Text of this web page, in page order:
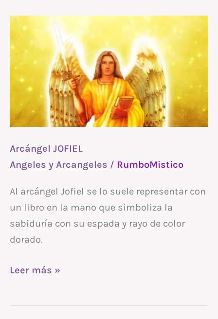
Arcángel JOFIEL
Angeles y Arcangeles / RumboMistico
Al arcángel Jofiel se lo suele representar con
un libro en la mano que simboliza la
sabiduría con su espada y rayo de color
dorado.
Arcángel
JOFIEL
Leer más »